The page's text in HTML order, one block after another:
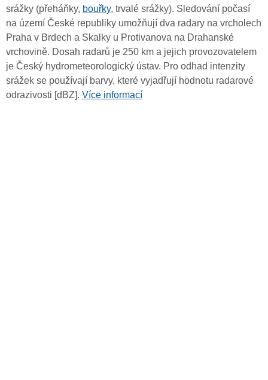
srážky (přeháňky, bouřky, trvalé srážky). Sledování počasí
na území České republiky umožňují dva radary na vrcholech
Praha v Brdech a Skalky u Protivanova na Drahanské
vrchovině. Dosah radarů je 250 km a jejich provozovatelem
je Český hydrometeorologický ústav. Pro odhad intenzity
srážek se používají barvy, které vyjadřují hodnotu radarové
odrazivosti [dBZ]. Více informací